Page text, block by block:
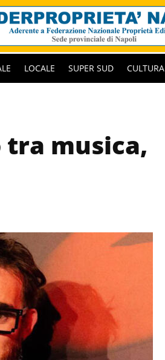
LOCALE SUPER SUD CULTURA
musica,